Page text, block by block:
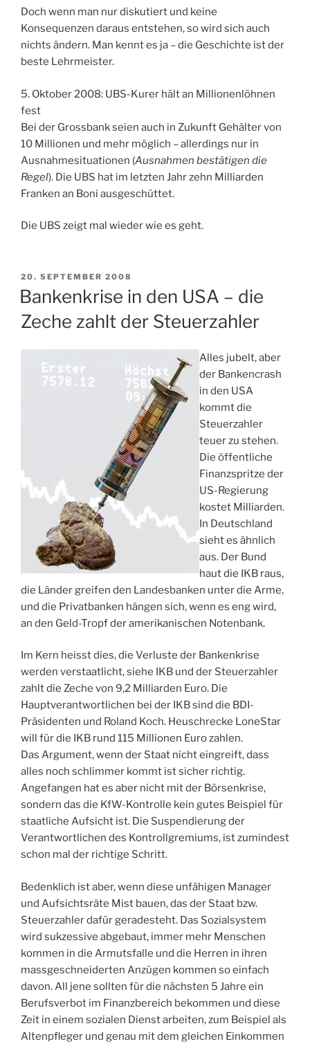
Doch wenn man nur diskutiert und keine
Konsequenzen daraus entstehen, so wird sich auch
nichts ändern. Man kennt es ja – die Geschichte ist der
beste Lehrmeister.
5. Oktober 2008: UBS-Kurer hält an Millionenlöhnen
fest
Bei der Grossbank seien auch in Zukunft Gehälter von
10 Millionen und mehr möglich – allerdings nur in
Ausnahmesituationen (Ausnahmen bestätigen die
Regel). Die UBS hat im letzten Jahr zehn Milliarden
Franken an Boni ausgeschüttet.
Die UBS zeigt mal wieder wie es geht.
VERÖFFENTLICHT
AM
20. SEPTEMBER 2008
Bankenkrise in den USA – die
Zeche zahlt der Steuerzahler
Alles jubelt, aber
der Bankencrash
in den USA
kommt die
Steuerzahler
teuer zu stehen.
Die öffentliche
Finanzspritze der
US-Regierung
kostet Milliarden.
In Deutschland
sieht es ähnlich
aus. Der Bund
haut die IKB raus,
die Länder greifen den Landesbanken unter die Arme,
und die Privatbanken hängen sich, wenn es eng wird,
an den Geld-Tropf der amerikanischen Notenbank.
Im Kern heisst dies, die Verluste der Bankenkrise
werden verstaatlicht, siehe IKB und der Steuerzahler
zahlt die Zeche von 9,2 Milliarden Euro. Die
Hauptverantwortlichen bei der IKB sind die BDI-
Präsidenten und Roland Koch. Heuschrecke LoneStar
will für die IKB rund 115 Millionen Euro zahlen.
Das Argument, wenn der Staat nicht eingreift, dass
alles noch schlimmer kommt ist sicher richtig.
Angefangen hat es aber nicht mit der Börsenkrise,
sondern das die KfW-Kontrolle kein gutes Beispiel für
staatliche Aufsicht ist. Die Suspendierung der
Verantwortlichen des Kontrollgremiums, ist zumindest
schon mal der richtige Schritt.
Bedenklich ist aber, wenn diese unfähigen Manager
und Aufsichtsräte Mist bauen, das der Staat bzw.
Steuerzahler dafür geradesteht. Das Sozialsystem
wird sukzessive abgebaut, immer mehr Menschen
kommen in die Armutsfalle und die Herren in ihren
massgeschneiderten Anzügen kommen so einfach
davon. All jene sollten für die nächsten 5 Jahre ein
Berufsverbot im Finanzbereich bekommen und diese
Zeit in einem sozialen Dienst arbeiten, zum Beispiel als
Altenpfleger und genau mit dem gleichen Einkommen